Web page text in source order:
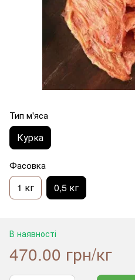
Тип м'яса
Курка
Фасовка
1 кг 0,5 кг
В наявності
470.00 грн/кг